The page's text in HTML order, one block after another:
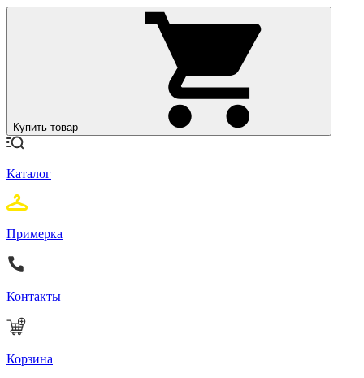
Купить товар
Каталог
Примерка
Контакты
Корзина